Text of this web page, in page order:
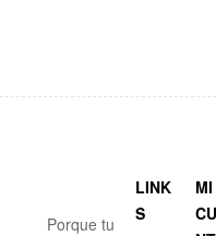
Porque tu
LINK
S
MI